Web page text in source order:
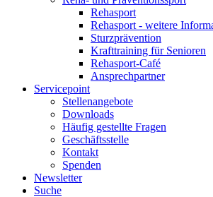
Rehasport
Rehasport - weitere
Sturzprävention
Krafttraining für Senioren
Rehasport-Café
Ansprechpartner
Servicepoint
Stellenangebote
Downloads
Häufig gestellte Fragen
Geschäftsstelle
Kontakt
Spenden
Newsletter
Suche